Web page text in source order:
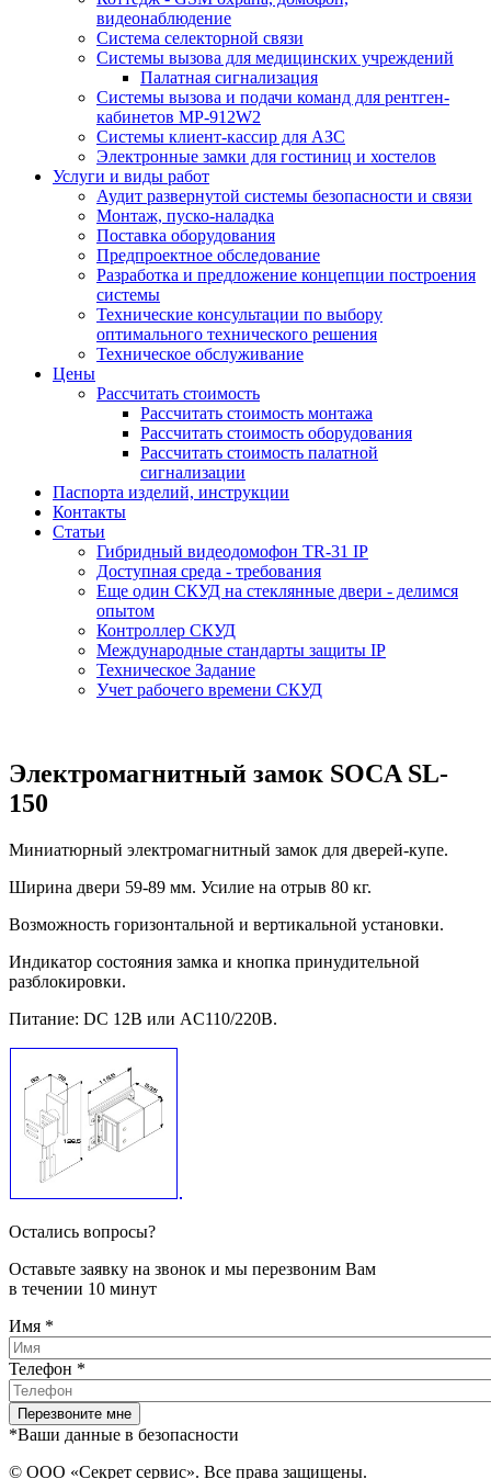
видеонаблюдение
Система селекторной связи
Системы вызова для медицинских учреждений
Палатная сигнализация
Системы вызова и подачи команд для рентген-
кабинетов MP-912W2
Системы клиент-кассир для АЗС
Электронные замки для гостиниц и хостелов
Услуги и виды работ
Аудит развернутой системы безопасности и связи
Монтаж, пуско-наладка
Поставка оборудования
Предпроектное обследование
Разработка и предложение концепции построения
системы
Технические консультации по выбору
оптимального технического решения
Техническое обслуживание
Цены
Рассчитать стоимость
Рассчитать стоимость монтажа
Рассчитать стоимость оборудования
Рассчитать стоимость палатной
сигнализации
Паспорта изделий, инструкции
Контакты
Статьи
Гибридный видеодомофон TR-31 IP
Доступная среда - требования
Еще один СКУД на стеклянные двери - делимся
опытом
Контроллер СКУД
Международные стандарты защиты IP
Техническое Задание
Учет рабочего времени СКУД
Электромагнитный замок SOCA SL-
150
Миниатюрный электромагнитный замок для дверей-купе.
Ширина двери 59-89 мм. Усилие на отрыв 80 кг.
Возможность горизонтальной и вертикальной установки.
Индикатор состояния замка и кнопка принудительной
разблокировки.
Питание: DC 12В или AC110/220В.
Остались вопросы?
Оставьте заявку на звонок и мы перезвоним Вам
в течении 10 минут
Имя *
Телефон *
*Ваши данные в безопасности
© ООО «Секрет сервис». Все права защищены.